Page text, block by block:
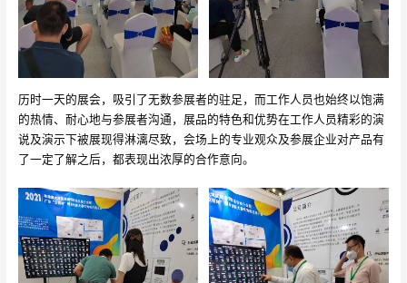
历时一天的展会，吸引了无数参展者的驻足，而工作人员也始终以饱满
的热情、耐心地与参展者沟通，展品的特色和优势在工作人员精彩的演
说及演示下被展现得淋漓尽致，会场上的专业观众及参展企业对产品有
了一定了解之后，都表现出浓厚的合作意向。